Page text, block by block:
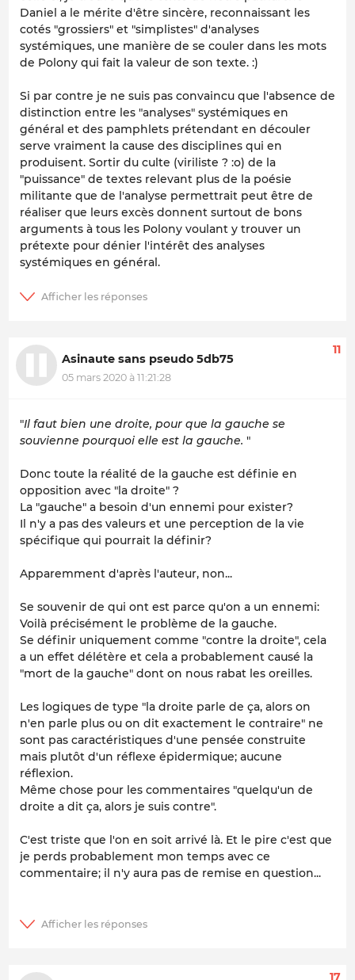
Daniel a le mérite d'être sincère, reconnaissant les
cotés "grossiers" et "simplistes" d'analyses
systémiques, une manière de se couler dans les mots
de Polony qui fait la valeur de son texte. :)
Si par contre je ne suis pas convaincu que l'absence de
distinction entre les "analyses" systémiques en
général et des pamphlets prétendant en découler
serve vraiment la cause des disciplines qui en
produisent. Sortir du culte (viriliste ? :o) de la
"puissance" de textes relevant plus de la poésie
militante que de l'analyse permettrait peut être de
réaliser que leurs excès donnent surtout de bons
arguments à tous les Polony voulant y trouver un
prétexte pour dénier l'intérêt des analyses
systémiques en général.
Asinaute sans pseudo 5db75
05 mars 2020 à 11:21:28
11
"Il faut bien une droite, pour que la gauche se
souvienne pourquoi elle est la gauche. "
Donc toute la réalité de la gauche est définie en
opposition avec "la droite" ?
La "gauche" a besoin d'un ennemi pour exister?
Il n'y a pas des valeurs et une perception de la vie
spécifique qui pourrait la définir?
Apparemment d'après l'auteur, non...
Se souvenir de qui ont est parce qu'on a un ennemi:
Voilà précisément le problème de la gauche.
Se définir uniquement comme "contre la droite", cela
a un effet délétère et cela a probablement causé la
"mort de la gauche" dont on nous rabat les oreilles.
Les logiques de type "la droite parle de ça, alors on
n'en parle plus ou on dit exactement le contraire" ne
sont pas caractéristiques d'une pensée construite
mais plutôt d'un réflexe épidermique; aucune
réflexion.
Même chose pour les commentaires "quelqu'un de
droite a dit ça, alors je suis contre".
C'est triste que l'on en soit arrivé là. Et le pire c'est que
je perds probablement mon temps avec ce
commentaire; il n'y aura pas de remise en question...
17